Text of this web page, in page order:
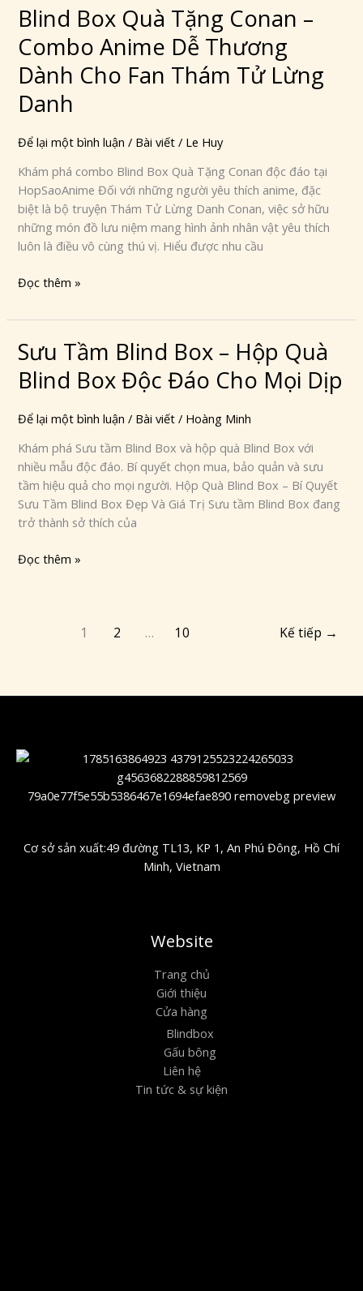
Blind Box Quà Tặng Conan –
Combo Anime Dễ Thương
Dành Cho Fan Thám Tử Lừng
Danh
Để lại một bình luận / Bài viết / Le Huy
Khám phá combo Blind Box Quà Tặng Conan độc đáo tại
HopSaoAnime Đối với những người yêu thích anime, đặc
biệt là bộ truyện Thám Tử Lừng Danh Conan, việc sở hữu
những món đồ lưu niệm mang hình ảnh nhân vật yêu thích
luôn là điều vô cùng thú vị. Hiểu được nhu cầu
Blind
Box
Quà
Tặng
Conan
Anime
Thương
Dành
Cho
Fan
Thám
Lừng
Đọc thêm »
Sưu Tầm Blind Box – Hộp Quà
Blind Box Độc Đáo Cho Mọi Dịp
Để lại một bình luận / Bài viết / Hoàng Minh
Khám phá Sưu tầm Blind Box và hộp quà Blind Box với
nhiều mẫu độc đáo. Bí quyết chọn mua, bảo quản và sưu
tầm hiệu quả cho mọi người. Hộp Quà Blind Box – Bí Quyết
Sưu Tầm Blind Box Đẹp Và Giá Trị Sưu tầm Blind Box đang
trở thành sở thích của
Sưu
Tầm
Blind
–
Quà
Blind
Box
Độc
Đáo
Cho
Mọi
Đọc thêm »
1 2 … 10 Kế tiếp →
Cơ sở sản xuất:49 đường TL13, KP 1, An Phú Đông, Hồ Chí
Minh, Vietnam
Website
Trang chủ
Giới thiệu
Cửa hàng
Blindbox
Gấu bông
Liên hệ
Tin tức & sự kiện